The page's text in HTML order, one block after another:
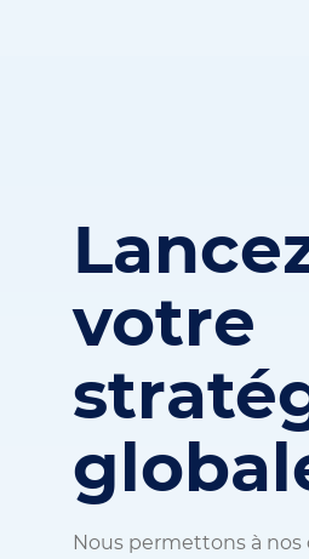
votre
Nous permettons à nos